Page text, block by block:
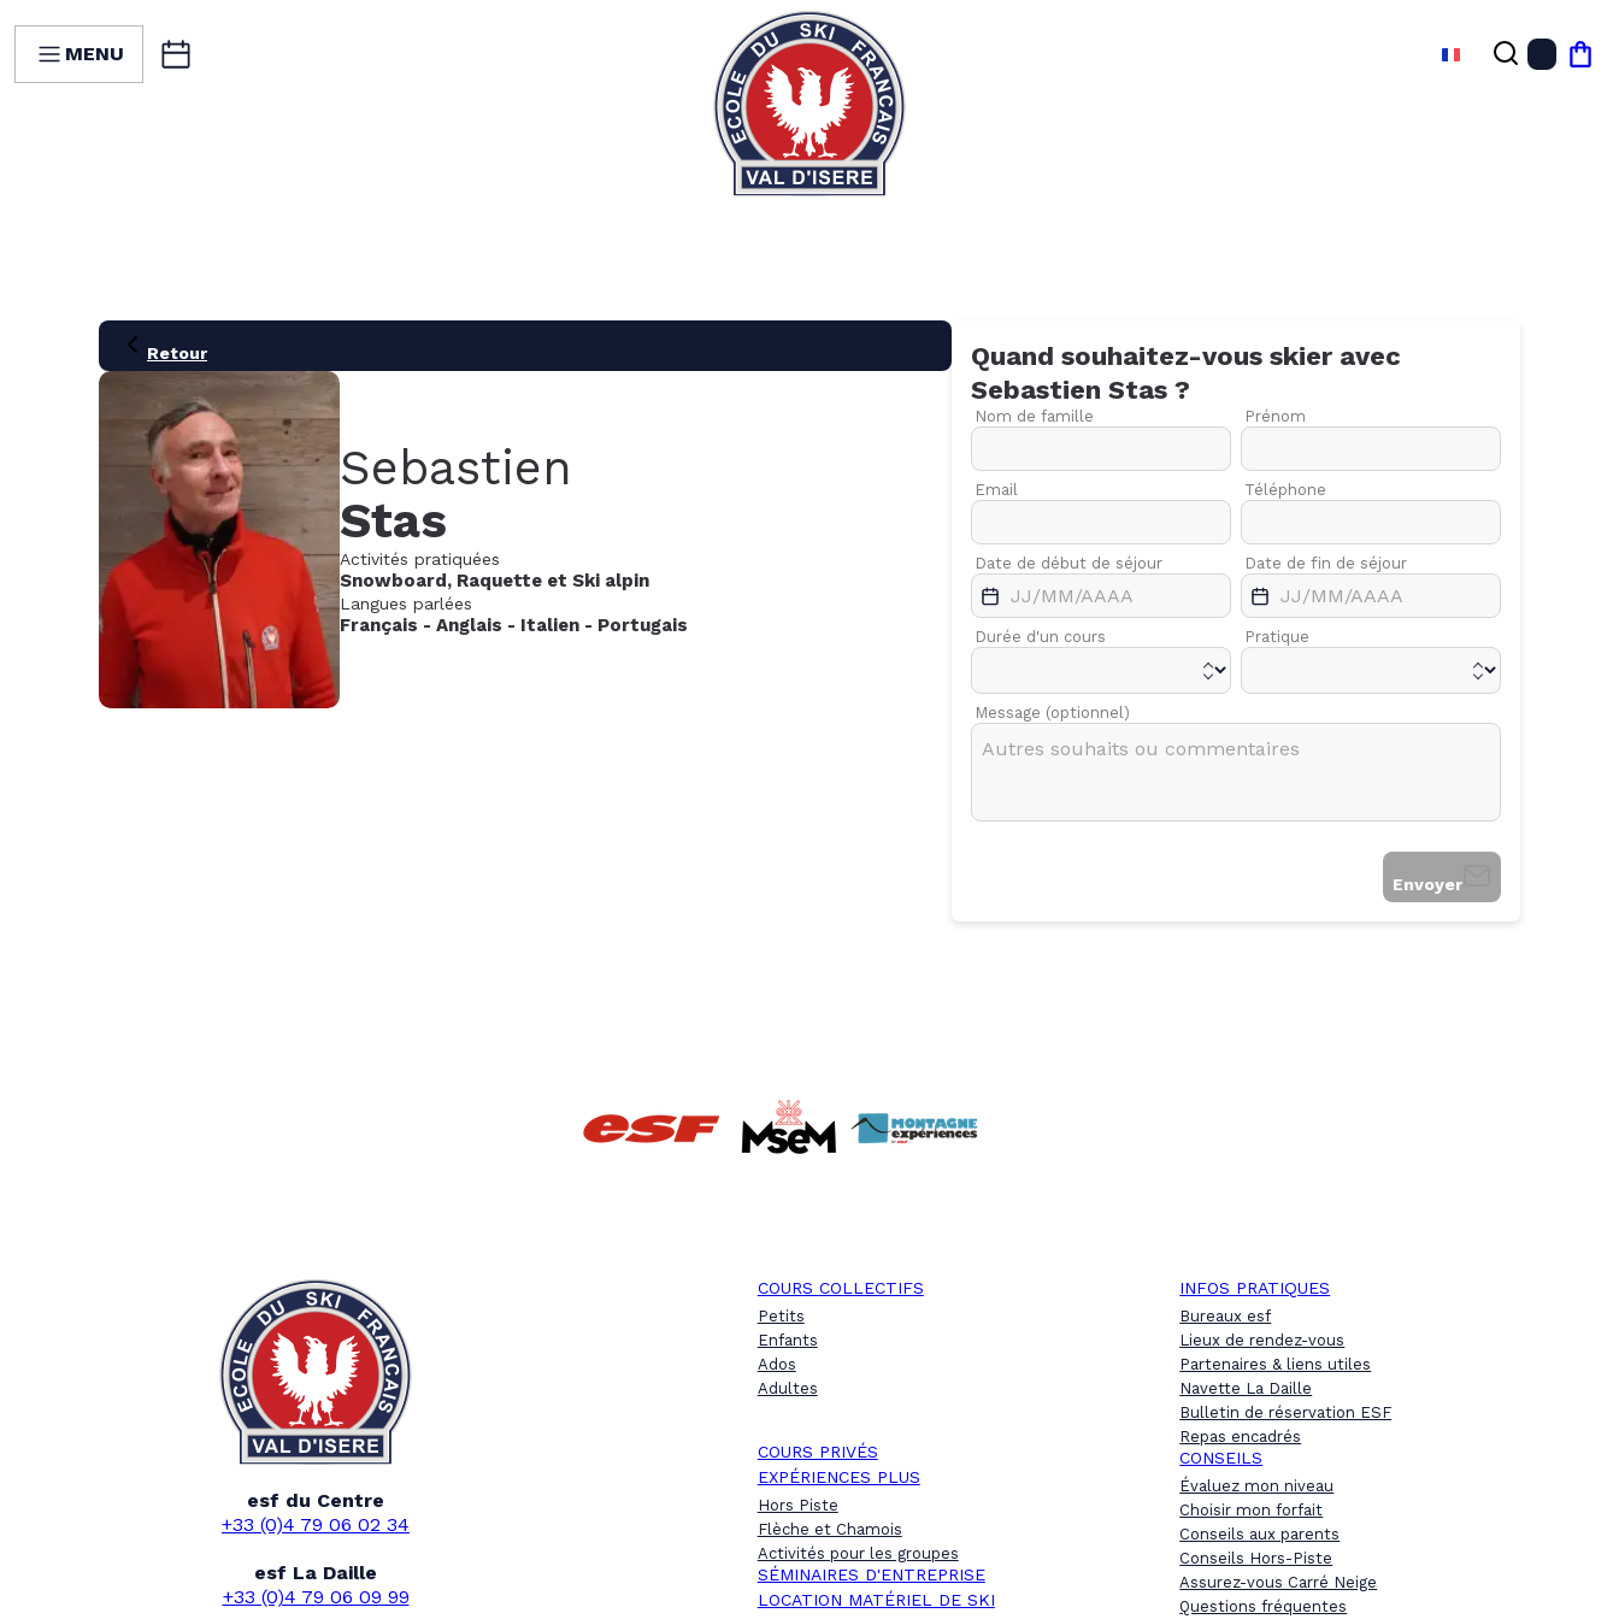
MENU
Retour
Sebastien
Stas
Activités pratiquées
Snowboard, Raquette et Ski alpin
Langues parlées
Français - Anglais - Italien - Portugais
Quand souhaitez-vous skier avec
Sebastien Stas ?
Nom de famille Prénom
Email Téléphone
Date de début de séjour Date de fin de séjour
Durée d'un cours Pratique
Message (optionnel)
Envoyer
21
Nov.
2026
28
Déc.
12 19
2027
Avr.
17
Mai
esf du Centre
+33 (0)4 79 06 02 34
esf La Daille
+33 (0)4 79 06 09 99
COURS COLLECTIFS
Petits
Enfants
Ados
Adultes
COURS PRIVÉS
EXPÉRIENCES PLUS
Hors Piste
Flèche et Chamois
Activités pour les groupes
SÉMINAIRES D'ENTREPRISE
LOCATION MATÉRIEL DE SKI
INFOS PRATIQUES
Bureaux esf
Lieux de rendez-vous
Partenaires & liens utiles
Navette La Daille
Bulletin de réservation ESF
Repas encadrés
CONSEILS
Évaluez mon niveau
Choisir mon forfait
Conseils aux parents
Conseils Hors-Piste
Assurez-vous Carré Neige
Questions fréquentes